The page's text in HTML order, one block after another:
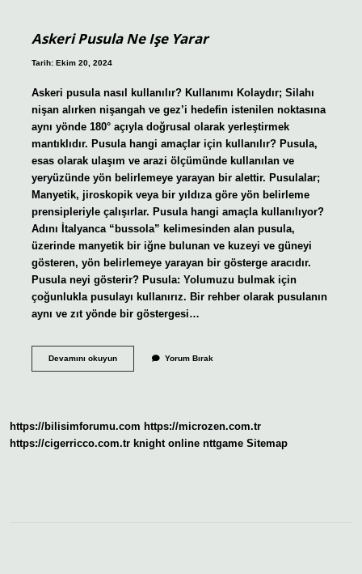
Askeri Pusula Ne Işe Yarar
Tarih: Ekim 20, 2024
Askeri pusula nasıl kullanılır? Kullanımı Kolaydır; Silahı
nişan alırken nişangah ve gez’i hedefin istenilen noktasına
aynı yönde 180° açıyla doğrusal olarak yerleştirmek
mantıklıdır. Pusula hangi amaçlar için kullanılır? Pusula,
esas olarak ulaşım ve arazi ölçümünde kullanılan ve
yeryüzünde yön belirlemeye yarayan bir alettir. Pusulalar;
Manyetik, jiroskopik veya bir yıldıza göre yön belirleme
prensipleriyle çalışırlar. Pusula hangi amaçla kullanılıyor?
Adını İtalyanca “bussola” kelimesinden alan pusula,
üzerinde manyetik bir iğne bulunan ve kuzeyi ve güneyi
gösteren, yön belirlemeye yarayan bir gösterge aracıdır.
Pusula neyi gösterir? Pusula: Yolumuzu bulmak için
çoğunlukla pusulayı kullanırız. Bir rehber olarak pusulanın
aynı ve zıt yönde bir göstergesi…
Devamını okuyunAskeri
Yorum Bırak
https://bilisimforumu.com https://microzen.com.tr
https://cigerricco.com.tr knight online nttgame Sitemap